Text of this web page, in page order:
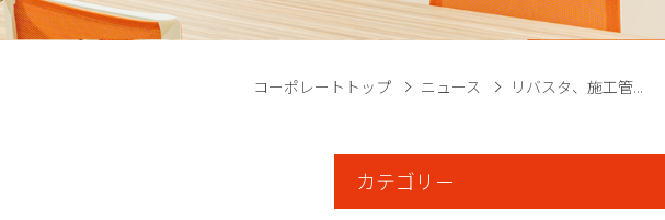
コーポレートトップ ニュース リバスタ、施工管...
カテゴリー